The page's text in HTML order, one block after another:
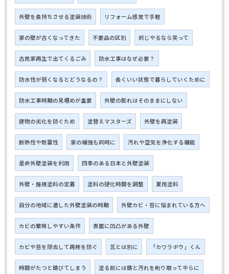
外壁を長持ちさせる塗装技術 リフォーム感覚で手軽
家の壁が古くなってきた 不要品の区別 同じやるなら笑って
古民家再生で出てくるごみ 防水工事はなぜ必要？
防水性が弱くなるとどうなるの？ 長くいい状態で暮らしていくために
防水工事時期の見極めが重要 外壁の膨れはそのままにしない
建物の劣化を防ぐため 塗替えマスターズ 外壁を再塗装
断熱性や耐震性 家の補強も同時に 汚れや空気を浄化する機能
是非外壁塗装を利用 四季のある日本と外壁塗装
外壁・屋根塗料の定着 塗料の硬化時間を調整 夏用塗料
自分の地域に適した外壁塗装の時期 外壁カビ・苔に悩まれている方へ
カビの繁殖しやすい条件 表面に凹凸がある外壁
カビや苔を除去して再発を防ぐ 瓦とは別に 「カワラボウ」くん
時間がたつと錆びてしまう 塗る前には錆と汚れを削り取って平らに